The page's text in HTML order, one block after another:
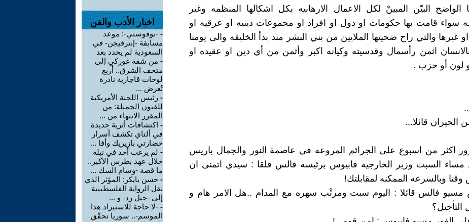
الواضح البيّن المبينْ لكل الاعمال الارهابيه بكل اشكالها المنظمه وغير
سواء قامت بها حكومات او دول او افراد او مجموعات دينيه او عرقيه او
غيرها والتي راح ضحيتها الملايين من بني البشر منذ بدأ الخليقه والى يومنا
اثمن رأسمال وقدسيته وكيانه اكبر وأثمن من أي دين او عقيده او
لون أو حزب .
الحيران قائلا...
اكثر من اسبوع على الجرائم المروعه في عاصمة النور والجمال باريس
مساء السبت وزير الخارجيه فابيوس برئيسه فالس قلقا : سيدي اتمنى ان
وبالسرعه الممكنه لمقابلتك!
مسيو فالس قائلا : اليوم سبت ومرتْب سهره مع المدام ..هل الامر هام و
التأجيل؟
اخبار الأدب والفن
- -نوفوستي-: موعد
مسابقة -إنترفيجن- في
السعودية لم يحدد بعد
- من شقة غوركي إلى
متحف الشرق.. أربع
لوحات قاجارية نادرة
تُعرض ...
- رئيس اللجنة الأمريكية
للفنون الجميلة: من
المقرر الانتهاء من ...
- اكتشافات أثرية جديدة
في ألتاي تكشف أسرار
حضارتي بازيريك وأفا ...
- لم يرغب أحد في نيله
خلال عهد بطرس الأكبر..
ما قصة -وسام السك ...
- حسن بايكر: المؤثر الذي
نقل الرواية الفلسطينية
إلى -جيل زد- و ...
- -لا حاجة للاستيراد هذا
الموسم-.. سوريا تحقّق